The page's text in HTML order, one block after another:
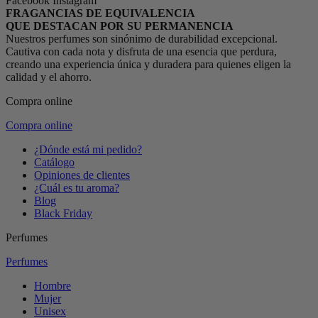
FRAGANCIAS DE EQUIVALENCIA
QUE DESTACAN POR SU PERMANENCIA
Nuestros perfumes son sinónimo de durabilidad excepcional.
Cautiva con cada nota y disfruta de una esencia que perdura,
creando una experiencia única y duradera para quienes eligen la
calidad y el ahorro.
Compra online
Compra online
¿Dónde está mi pedido?
Catálogo
Opiniones de clientes
¿Cuál es tu aroma?
Blog
Black Friday
Perfumes
Perfumes
Hombre
Mujer
Unisex